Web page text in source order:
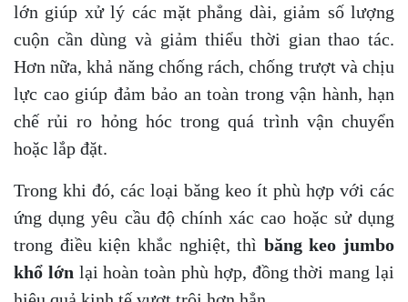
lớn giúp xử lý các mặt phẳng dài, giảm số lượng
cuộn cần dùng và giảm thiểu thời gian thao tác.
Hơn nữa, khả năng chống rách, chống trượt và chịu
lực cao giúp đảm bảo an toàn trong vận hành, hạn
chế rủi ro hỏng hóc trong quá trình vận chuyển
hoặc lắp đặt.
Trong khi đó, các loại băng keo ít phù hợp với các
ứng dụng yêu cầu độ chính xác cao hoặc sử dụng
trong điều kiện khắc nghiệt, thì băng keo jumbo
khổ lớn lại hoàn toàn phù hợp, đồng thời mang lại